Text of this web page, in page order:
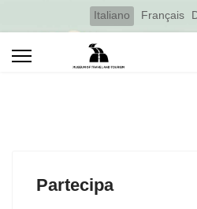
Select your language
Italiano Français
Partecipa